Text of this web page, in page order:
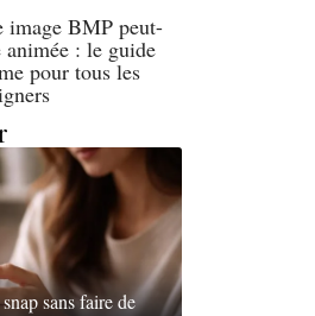
image BMP peut-
animée : le guide
pour tous les
sans faire de